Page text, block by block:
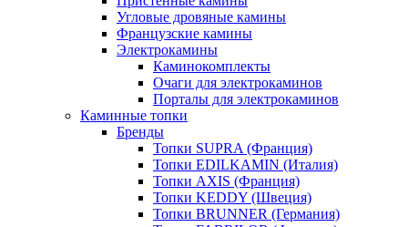
Угловые дровяные камины
Французские камины
Электрокамины
Каминокомплекты
Очаги для электрокаминов
Порталы для электрокаминов
Каминные топки
Бренды
Топки SUPRA (Франция)
Топки EDILKAMIN (Италия)
Топки AXIS (Франция)
Топки KEDDY (Швеция)
Топки BRUNNER (Германия)